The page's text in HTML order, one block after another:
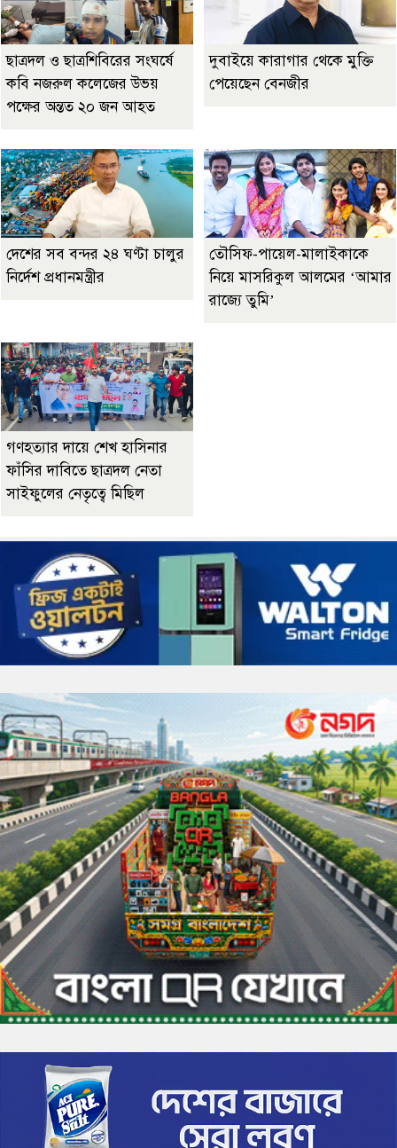
ছাত্রদল ও ছাত্রশিবিরের সংঘর্ষে
কবি নজরুল কলেজের উভয়
পক্ষের অন্তত ২০ জন আহত
দুবাইয়ে কারাগার থেকে মুক্তি
পেয়েছেন বেনজীর
দেশের সব বন্দর ২৪ ঘণ্টা চালুর
নির্দেশ প্রধানমন্ত্রীর
তৌসিফ-পায়েল-মালাইকাকে
নিয়ে মাসরিকুল আলমের ‘আমার
রাজ্যে তুমি’
গণহত্যার দায়ে শেখ হাসিনার
ফাঁসির দাবিতে ছাত্রদল নেতা
সাইফুলের নেতৃত্বে মিছিল